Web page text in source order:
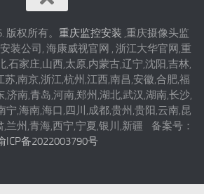
版权所有。 重庆监控安装 ,重庆摄像头监
装公司, 海康威视官网 , 浙江大华官网,重
,石家庄,山西,太原,内蒙古,辽宁,沈阳,吉林,
,南京,浙江,杭州,江西,南昌,安徽,合肥,福
济南,青岛,河南,郑州,湖北,武汉,湖南,长沙,
宁,海南,海口,四川,成都,贵州,贵阳,云南,昆
,兰州,青海,西宁,宁夏,银川,新疆 备案号：
ICP备2022003790号